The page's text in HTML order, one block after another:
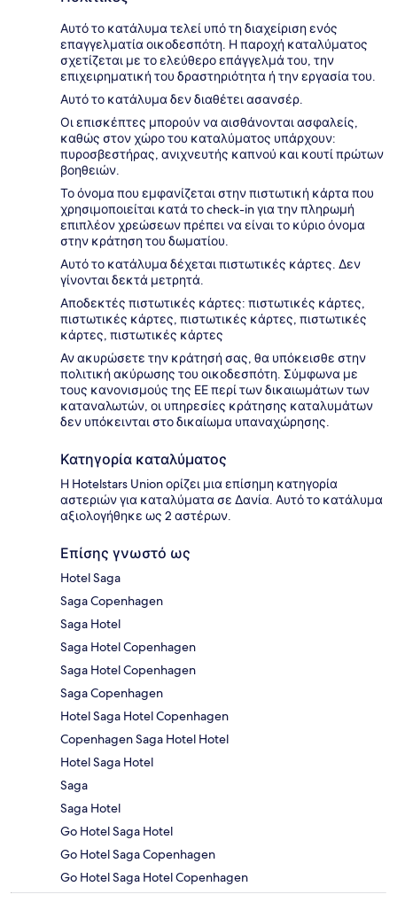
Αυτό το κατάλυμα τελεί υπό τη διαχείριση ενός
επαγγελματία οικοδεσπότη. Η παροχή καταλύματος
σχετίζεται με το ελεύθερο επάγγελμά του, την
επιχειρηματική του δραστηριότητα ή την εργασία του.
Αυτό το κατάλυμα δεν διαθέτει ασανσέρ.
Οι επισκέπτες μπορούν να αισθάνονται ασφαλείς,
καθώς στον χώρο του καταλύματος υπάρχουν:
πυροσβεστήρας, ανιχνευτής καπνού και κουτί πρώτων
βοηθειών.
Το όνομα που εμφανίζεται στην πιστωτική κάρτα που
χρησιμοποιείται κατά το check-in για την πληρωμή
επιπλέον χρεώσεων πρέπει να είναι το κύριο όνομα
στην κράτηση του δωματίου.
Αυτό το κατάλυμα δέχεται πιστωτικές κάρτες. Δεν
γίνονται δεκτά μετρητά.
Αποδεκτές πιστωτικές κάρτες: πιστωτικές κάρτες,
πιστωτικές κάρτες, πιστωτικές κάρτες, πιστωτικές
κάρτες, πιστωτικές κάρτες
Αν ακυρώσετε την κράτησή σας, θα υπόκεισθε στην
πολιτική ακύρωσης του οικοδεσπότη. Σύμφωνα με
τους κανονισμούς της ΕΕ περί των δικαιωμάτων των
καταναλωτών, οι υπηρεσίες κράτησης καταλυμάτων
δεν υπόκεινται στο δικαίωμα υπαναχώρησης.
Κατηγορία καταλύματος
Η Hotelstars Union ορίζει μια επίσημη κατηγορία
αστεριών για καταλύματα σε Δανία. Αυτό το κατάλυμα
αξιολογήθηκε ως 2 αστέρων.
Επίσης γνωστό ως
Hotel Saga
Saga Copenhagen
Saga Hotel
Saga Hotel Copenhagen
Saga Hotel Copenhagen
Saga Copenhagen
Hotel Saga Hotel Copenhagen
Copenhagen Saga Hotel Hotel
Hotel Saga Hotel
Saga
Saga Hotel
Go Hotel Saga Hotel
Go Hotel Saga Copenhagen
Go Hotel Saga Hotel Copenhagen